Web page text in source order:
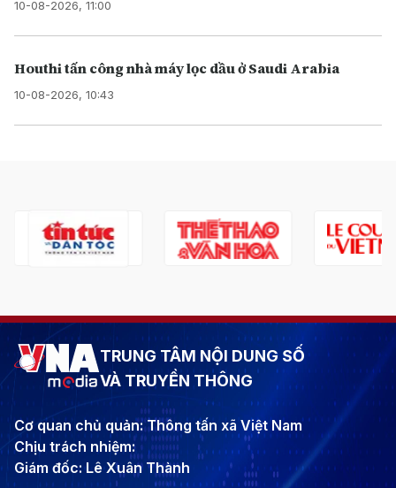
10-08-2026, 11:00
Houthi tấn công nhà máy lọc dầu ở Saudi Arabia
10-08-2026, 10:43
TRUNG TÂM NỘI DUNG SỐ
VÀ TRUYỀN THÔNG
Cơ quan chủ quản: Thông tấn xã Việt Nam
Chịu trách nhiệm:
Giám đốc: Lê Xuân Thành